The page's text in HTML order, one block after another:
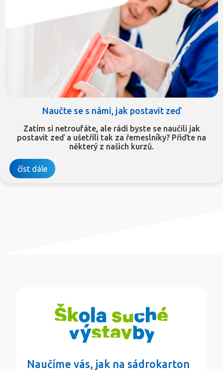
Naučte se s námi, jak postavit zeď
Zatím si netroufáte, ale rádi byste se naučili jak
postavit zeď a ušetřili tak za řemeslníky? Přiďte na
některý z našich kurzů.
číst dále
Naučíme vás, jak na sádrokarton